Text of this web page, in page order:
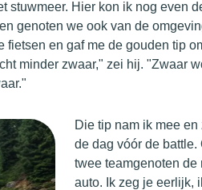
stuwmeer. Hier kon ik nog even
genoten we ook van de
en gaf me de gouden tip
minder zwaar," zei hij. "Zwaar
Die tip nam ik mee
de dag vóór de
twee teamgenoten de
auto. Ik zeg je eerlijk,